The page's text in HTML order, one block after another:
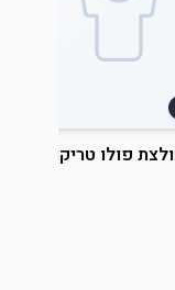
פולו טריקו